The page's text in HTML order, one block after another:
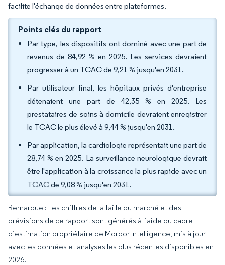
facilite l'échange de données entre plateformes.
Points clés du rapport
Par type, les dispositifs ont dominé avec une part de
revenus de 84,92 % en 2025. Les services devraient
progresser à un TCAC de 9,21 % jusqu'en 2031.
Par utilisateur final, les hôpitaux privés d'entreprise
détenaient une part de 42,35 % en 2025. Les
prestataires de soins à domicile devraient enregistrer
le TCAC le plus élevé à 9,44 % jusqu'en 2031.
Par application, la cardiologie représentait une part de
28,74 % en 2025. La surveillance neurologique devrait
être l'application à la croissance la plus rapide avec un
TCAC de 9,08 % jusqu'en 2031.
Remarque : Les chiffres de la taille du marché et des
prévisions de ce rapport sont générés à l’aide du cadre
d’estimation propriétaire de Mordor Intelligence, mis à jour
avec les données et analyses les plus récentes disponibles en
2026.